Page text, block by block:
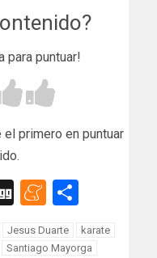
para puntuar!
el primero en puntuar
Digg
Jesus Duarte
karate
Santiago Mayorga